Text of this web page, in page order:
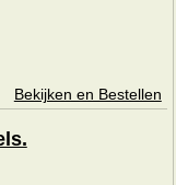
Bekijken en Bestellen